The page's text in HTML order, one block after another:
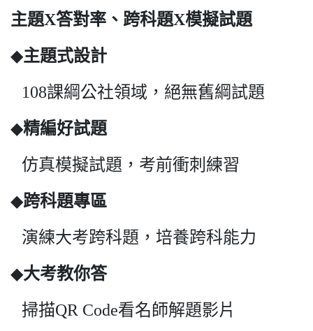
主題X答對率、跨科題X模擬試題
◆主題式設計
108課綱公社領域，絕無舊綱試題
◆精編好試題
仿真模擬試題，考前衝刺練習
◆跨科題專區
演練大考跨科題，培養跨科能力
◆大考教你答
掃描QR Code看名師解題影片